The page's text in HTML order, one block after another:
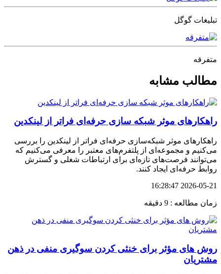
تبلیغات گوگل
متفرقه
مطالب مشابه
راهکارهای موثر شبکه سازی حرفه‌ای فراتر از لینکدین
راهکارهای موثر شبکه‌سازی حرفه‌ای فراتر از لینکدین را بررسی
می‌کنیم و مجموعه‌ای از پلتفرم‌های معتبر را معرفی می‌کنیم که
می‌توانند فرصت‌های تازه‌ای برای ارتباطات شغلی و گسترش
روابط حرفه‌ای ایجاد کنند.
2026-05-21 16:28:47
زمان مطالعه : 9 دقیقه
روش های مؤثر برای خنثی کردن سوگیری منفی در ذهن
مشتریان